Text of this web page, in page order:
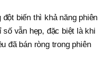
biến thì khả năng phiên
vẫn hẹp, đặc biệt là khi
đã bán ròng trong phiên